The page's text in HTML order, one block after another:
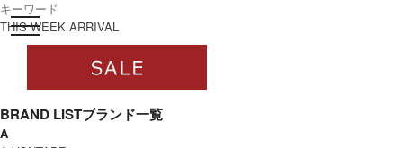
toggle navigation
ログイン
すべて
THIS WEEK ARRIVAL
BRAND LISTブランド一覧
A